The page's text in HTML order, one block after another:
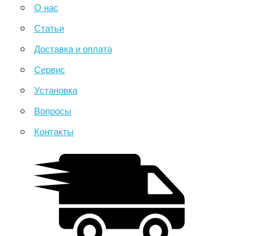
О нас
Статьи
Доставка и оплата
Сервис
Установка
Вопросы
Контакты